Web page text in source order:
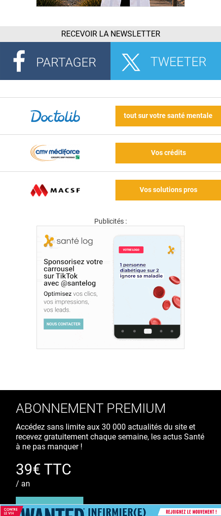
RECEVOIR LA NEWSLETTER
tout sur votre santé mentale
Vos crédits
Vos solutions pros
Publicités :
ABONNEMENT PREMIUM
Accédez sans limite aux 30 000 actualités du site et
recevez gratuitement chaque semaine, les actus Santé
à ne pas manquer !
39€ TTC
/ an
S'ABONNER